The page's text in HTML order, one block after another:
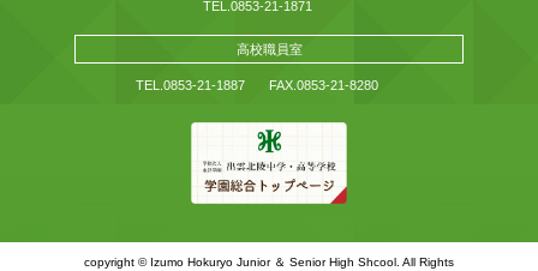
TEL.0853-21-1871
高校職員室
TEL.0853-21-1887 FAX.0853-21-8280
copyright © Izumo Hokuryo Junior ＆ Senior High Shcool. All Rights